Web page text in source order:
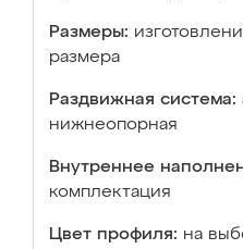
Размеры:
размера
Раздвижная система:
нижнеопорная
Внутреннее
комплектация
Цвет профиля: на